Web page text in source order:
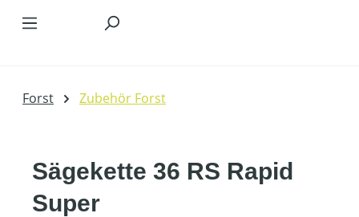
Forst Zubehör Forst
Sägekette 36 RS Rapid
Super